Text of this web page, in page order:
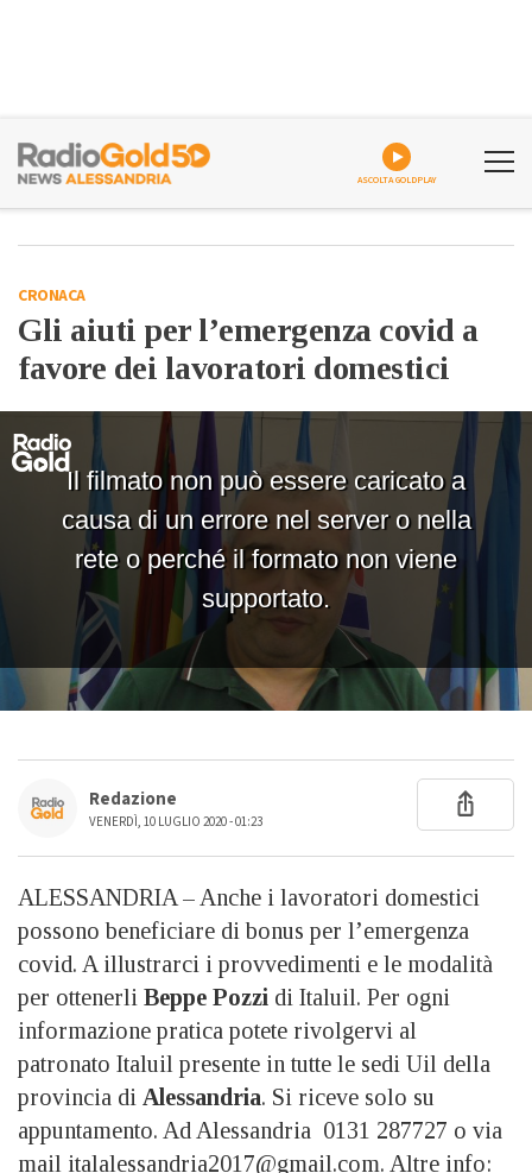
ASCOLTA GOLDPLAY
CRONACA
Gli aiuti per l’emergenza covid a
favore dei lavoratori domestici
Redazione
VENERDÌ, 10 LUGLIO 2020 - 01:23
ALESSANDRIA – Anche i lavoratori domestici
possono beneficiare di bonus per l’emergenza
covid. A illustrarci i provvedimenti e le modalità
per ottenerli Beppe Pozzi di Italuil. Per ogni
informazione pratica potete rivolgervi al
patronato Italuil presente in tutte le sedi Uil della
provincia di Alessandria. Si riceve solo su
appuntamento. Ad Alessandria 0131 287727 o via
mail italalessandria2017@gmail.com. Altre info: